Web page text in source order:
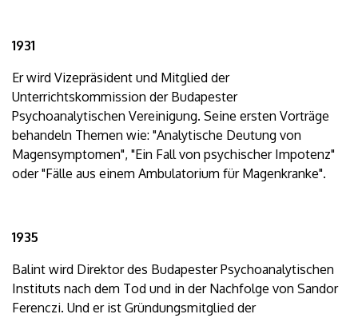
1931
Er wird Vizepräsident und Mitglied der
Unterrichtskommission der Budapester
Psychoanalytischen Vereinigung. Seine ersten Vorträge
behandeln Themen wie: "Analytische Deutung von
Magensymptomen", "Ein Fall von psychischer Impotenz"
oder "Fälle aus einem Ambulatorium für Magenkranke".
1935
Balint wird Direktor des Budapester Psychoanalytischen
Instituts nach dem Tod und in der Nachfolge von Sandor
Ferenczi. Und er ist Gründungsmitglied der